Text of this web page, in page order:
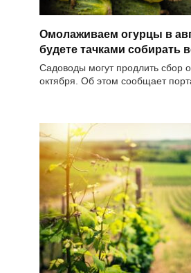
Омолаживаем огурцы в
будете тачками собирать
Садоводы могут продлить сбор
октября. Об этом сообщает